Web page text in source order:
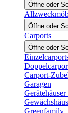
Öffne oder
Öffne oder
Carports
Öffne oder
Carport-
Garagen
Greenfamily